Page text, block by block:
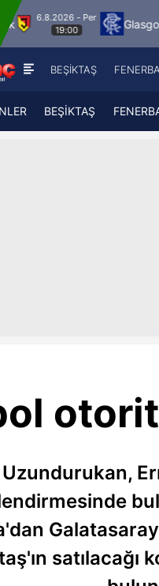
Glasgow Rangers
BEŞİKTAŞ
BEŞİKTAŞ